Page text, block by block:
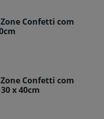
Confetti com
Confetti com
x 40cm